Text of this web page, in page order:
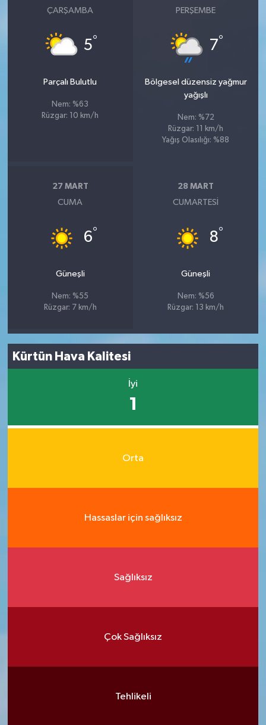
ÇARŞAMBA
5°
Parçalı Bulutlu
Nem: %63
Rüzgar: 10 km/h
PERŞEMBE
7°
Bölgesel düzensiz yağmur
yağışlı
Nem: %72
Rüzgar: 11 km/h
Yağış Olasılığı: %88
27 MART
CUMA
6°
Güneşli
Nem: %55
Rüzgar: 7 km/h
28 MART
CUMARTESI
8°
Güneşli
Nem: %56
Rüzgar: 13 km/h
Kürtün Hava Kalitesi
İyi
1
Orta
Hassaslar için sağlıksız
Sağlıksız
Çok Sağlıksız
Tehlikeli